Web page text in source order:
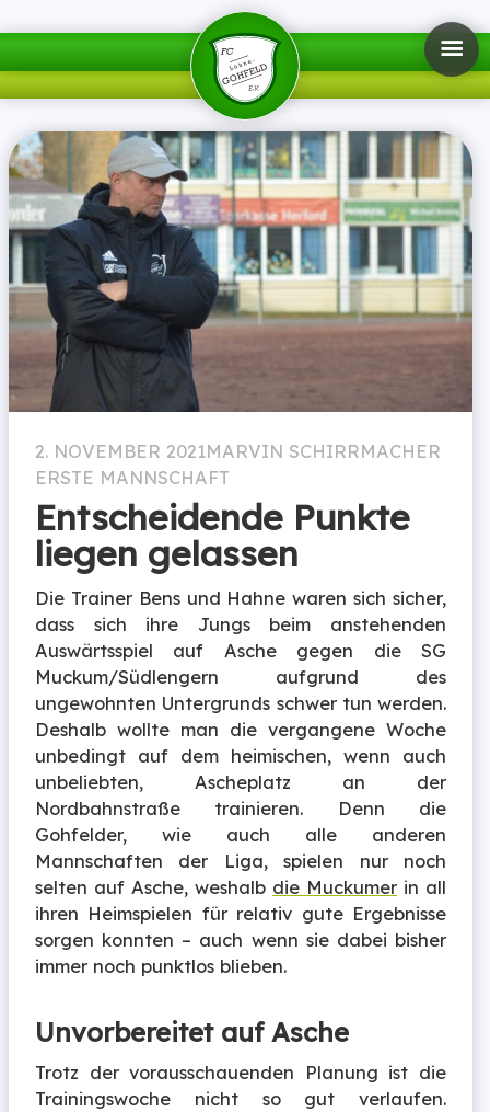
2. NOVEMBER 2021MARVIN SCHIRRMACHER
ERSTE MANNSCHAFT
Entscheidende Punkte
liegen gelassen
Die Trainer Bens und Hahne waren sich sicher,
dass sich ihre Jungs beim anstehenden
Auswärtsspiel auf Asche gegen die SG
Muckum/Südlengern aufgrund des
ungewohnten Untergrunds schwer tun werden.
Deshalb wollte man die vergangene Woche
unbedingt auf dem heimischen, wenn auch
unbeliebten, Ascheplatz an der
Nordbahnstraße trainieren. Denn die
Gohfelder, wie auch alle anderen
Mannschaften der Liga, spielen nur noch
selten auf Asche, weshalb die Muckumerin all
ihren Heimspielen für relativ gute Ergebnisse
sorgen konnten – auch wenn sie dabei bisher
immer noch punktlos blieben.
Unvorbereitet auf Asche
Trotz der vorausschauenden Planung ist die
Trainingswoche nicht so gut verlaufen.